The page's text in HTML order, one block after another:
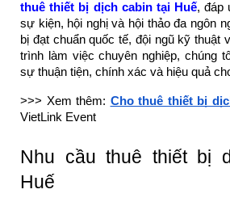
thuê thiết bị dịch cabin tại Huế, đáp
sự kiện, hội nghị và hội thảo đa ngôn
bị đạt chuẩn quốc tế, đội ngũ kỹ thuật
trình làm việc chuyên nghiệp, chúng
sự thuận tiện, chính xác và hiệu quả
>>> Xem thêm: Cho thuê thiết bị
VietLink Event
Nhu cầu thuê thiết bị
Huế